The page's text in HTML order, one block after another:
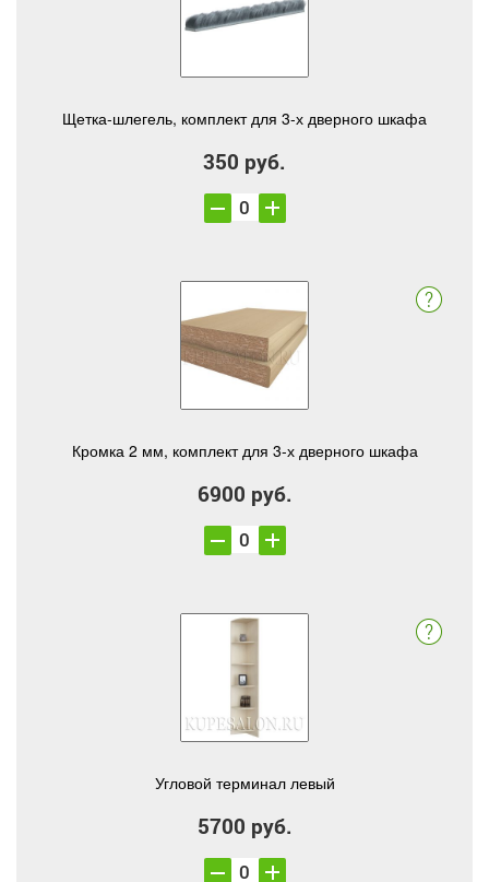
Щетка-шлегель, комплект для 3-х дверного шкафа
350 руб.
Кромка 2 мм, комплект для 3-х дверного шкафа
6900 руб.
Угловой терминал левый
5700 руб.